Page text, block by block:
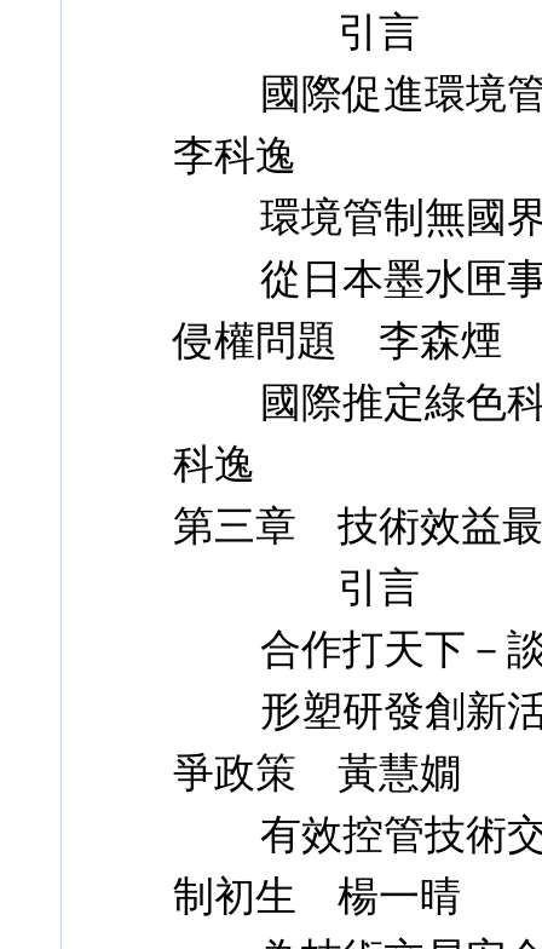
引言
國際促進環境管
李科逸
環境管制無國界
從日本墨水匣事
侵權問題 李森煙
國際推定綠色科
科逸
第三章 技術效益
引言
合作打天下－談
形塑研發創新活
爭政策 黃慧嫺
有效控管技術交
制初生 楊一晴